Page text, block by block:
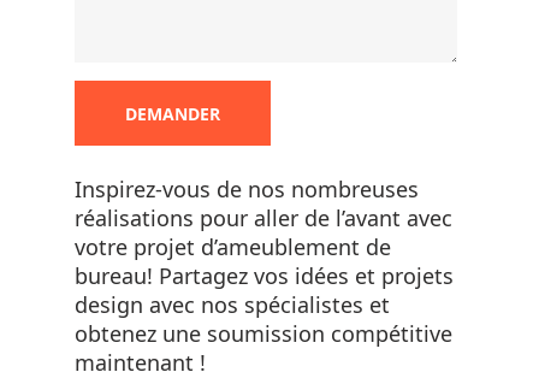
DEMANDER
Inspirez-vous de nos nombreuses
réalisations pour aller de l’avant avec
votre projet d’ameublement de
bureau! Partagez vos idées et projets
design avec nos spécialistes et
obtenez une soumission compétitive
maintenant !